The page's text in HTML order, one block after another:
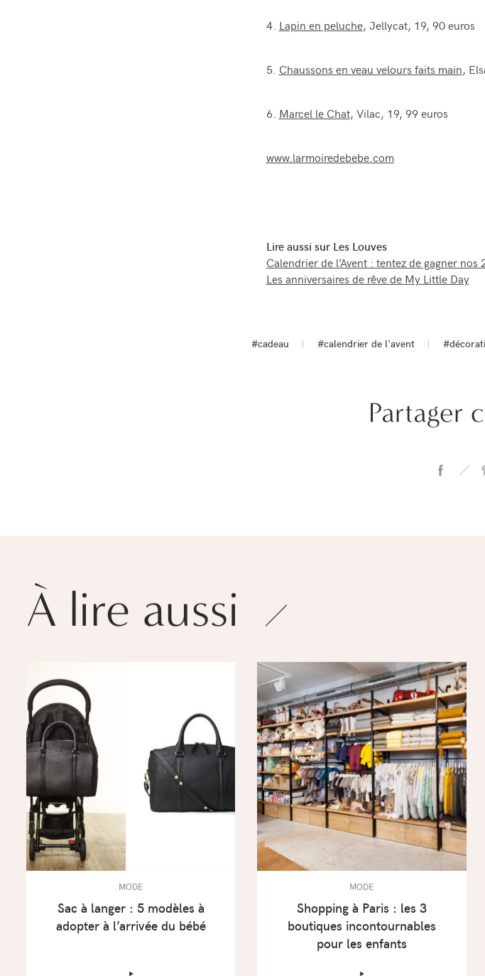
4.Lapin en peluche, Jellycat, 19, 90 euros
5.Chaussons en veau velours faits main,
6.Marcel le Chat, Vilac, 19, 99 euros
www.larmoiredebebe.com
Lire aussi sur Les Louves
Calendrier de l’Avent : tentez de gagner
Les anniversaires de rêve de My Little Day
#cadeau #calendrier de l'avent
Partager
À lire aussi
MODE
Sac à langer : 5 modèles à
adopter à l’arrivée du bébé
MODE
Shopping à Paris : les 3
boutiques incontournables
pour les enfants